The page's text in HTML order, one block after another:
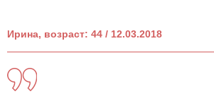
Ирина, возраст: 44 / 12.03.2018